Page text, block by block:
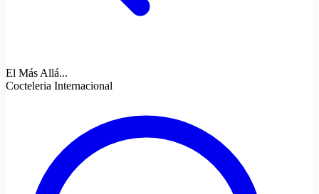
El Más Allá...
Cocteleria Internacional